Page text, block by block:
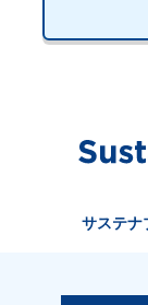
サステナ